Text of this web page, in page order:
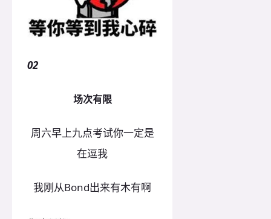
02
场次有限
周六早上九点考试你一定是
在逗我
我刚从Bond出来有木有啊